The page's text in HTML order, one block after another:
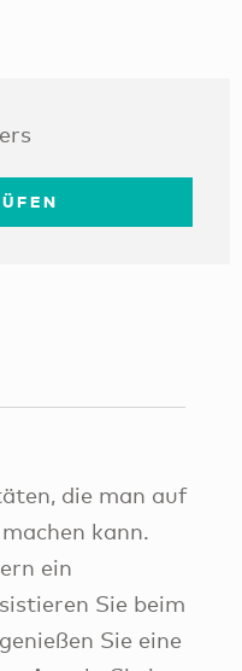
die man auf
kann.
ein
Sie beim
Sie eine